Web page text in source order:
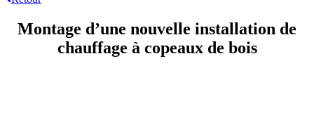
Montage d’une nouvelle installation de
chauffage à copeaux de bois